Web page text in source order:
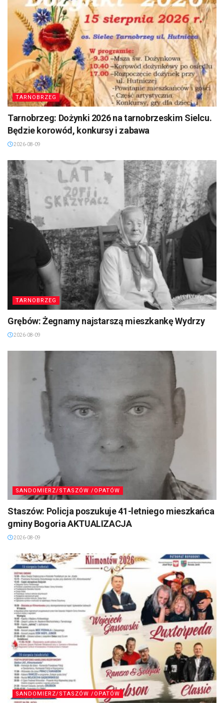
TARNOBRZEG
Tarnobrzeg: Dożynki 2026 na tarnobrzeskim Sielcu.
Będzie korowód, konkursy i zabawa
2026-08-09
TARNOBRZEG
Grębów: Żegnamy najstarszą mieszkankę Wydrzy
2026-08-09
SANDOMIERZ/STASZÓW /OPATÓW
Staszów: Policja poszukuje 41-letniego mieszkańca
gminy Bogoria AKTUALIZACJA
2026-08-09
SANDOMIERZ/STASZÓW /OPATÓW